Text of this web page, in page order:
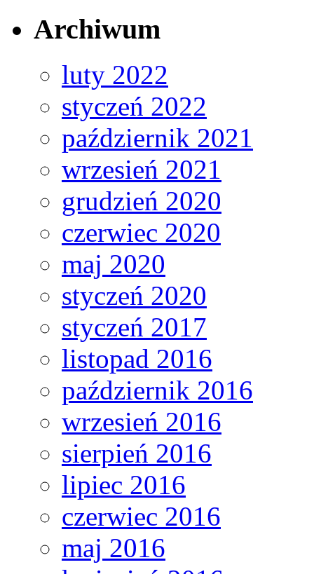
Archiwum
luty 2022
styczeń 2022
październik 2021
wrzesień 2021
grudzień 2020
czerwiec 2020
maj 2020
styczeń 2020
styczeń 2017
listopad 2016
październik 2016
wrzesień 2016
sierpień 2016
lipiec 2016
czerwiec 2016
maj 2016